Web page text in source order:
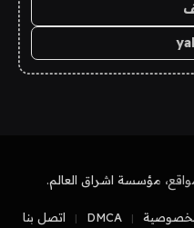
مؤسسة اشراق العالم.
DMCA اتصل بنا